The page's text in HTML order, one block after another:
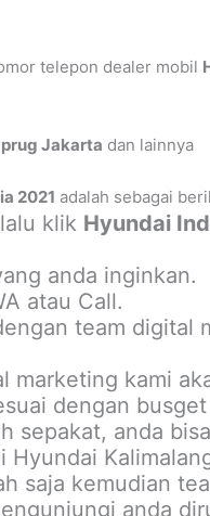
telepon dealer mobil
Jakarta dan lainnya
2021 adalah sebagai
klik Hyundai
anda inginkan.
atau Call.
team digital
marketing kami
dengan
sepakat, anda
Hyundai
saja kemudian
anda